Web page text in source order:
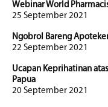
Webinar World
25 September 2021
Ngobrol Bareng
22 September 2021
Ucapan Keprihatinan
Papua
20 September 2021